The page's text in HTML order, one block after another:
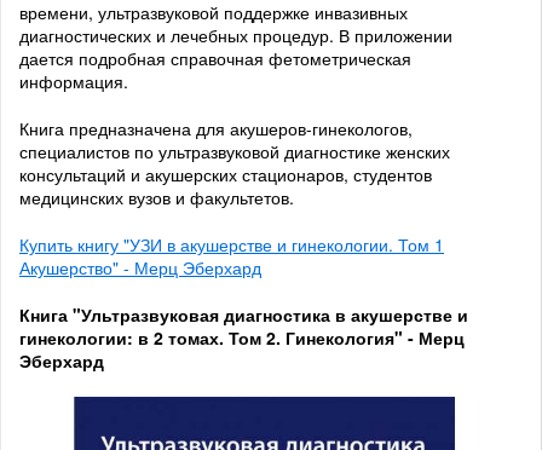
времени, ультразвуковой поддержке инвазивных
диагностических и лечебных процедур. В приложении
дается подробная справочная фетометрическая
информация.
Книга предназначена для акушеров-гинекологов,
специалистов по ультразвуковой диагностике женских
консультаций и акушерских стационаров, студентов
медицинских вузов и факультетов.
Купить книгу "УЗИ в акушерстве и гинекологии. Том 1
Акушерство" - Мерц Эберхард
Книга "Ультразвуковая диагностика в акушерстве и
гинекологии: в 2 томах. Том 2. Гинекология" - Мерц
Эберхард